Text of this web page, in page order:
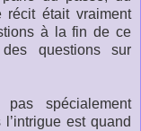
récit était vraiment
à la fin de ce
questions sur
pas spécialement
est quand